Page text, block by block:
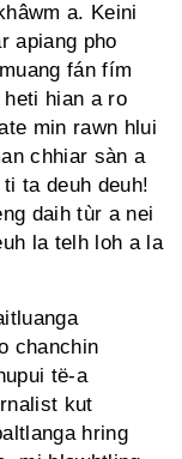
a. Keini
apiang pho
fán fím
hian a ro
min rawn hlui
chhiar sàn a
ta deuh deuh!
daih tùr a nei
la telh loh a la
chanchin
të-a
kut
hring